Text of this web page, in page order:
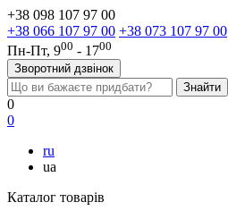
+38 098 107 97 00
+38 066 107 97 00 +38 073 107 97 00
Пн-Пт, 900 - 1700
Зворотний дзвінок
0
0
ru
ua
Каталог товарів